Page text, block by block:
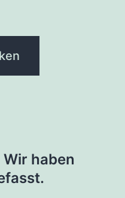
haben